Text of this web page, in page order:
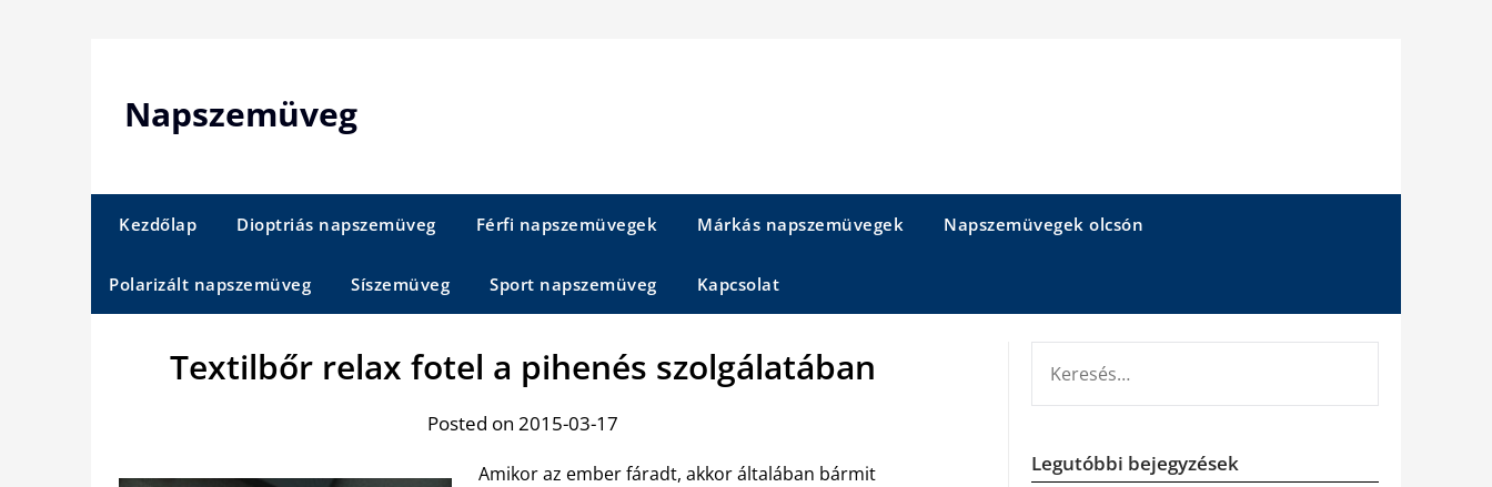
Napszemüveg
Kezdőlap Dioptriás napszemüveg Férfi napszemüvegek Márkás napszemüvegek Napszemüvegek olcsón
Polarizált napszemüveg Síszemüveg Sport napszemüveg Kapcsolat
Textilbőr relax fotel a pihenés szolgálatában
Posted on 2015-03-17
Amikor az ember fáradt, akkor általában bármit
Legutóbbi bejegyzések